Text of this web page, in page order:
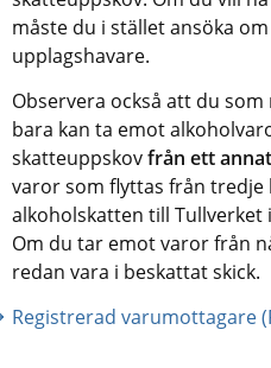
måste du i stället ansöka
upplagshavare.
Observera också att du
bara kan ta emot
skatteuppskov från ett
varor som flyttas från tredje
alkoholskatten till
Om du tar emot varor från
redan vara i beskattat skick.
Registrerad varumottagare